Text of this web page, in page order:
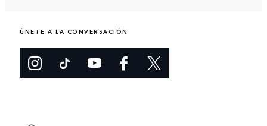
ÚNETE A LA CONVERSACIÓN